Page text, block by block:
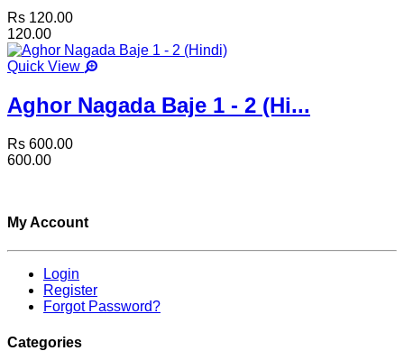
Rs 120.00
120.00
Quick View
Aghor Nagada Baje 1 - 2 (Hi...
Rs 600.00
600.00
My Account
Login
Register
Forgot Password?
Categories